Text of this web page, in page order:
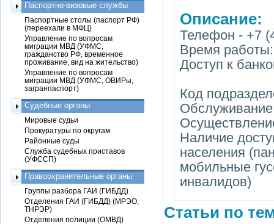
Описание:
Телефон - +7
Время работы:
Доступ к
Код
Наличие
населения
мобильные
инвалидов)
Статьи по
Паспортно-визовые службы
Паспортные столы (паспорт РФ)
(переехали в МФЦ)
Управление по вопросам
миграции МВД (УФМС,
гражданство РФ, временное
проживание, вид на жительство)
Управление по вопросам
миграции МВД (УФМС, ОВИРы,
загранпаспорт)
Судебные органы
Мировые судьи
Прокуратуры по округам
Районные суды
Служба судебных приставов
(УФССП)
Правоохранительные органы
Группы разбора ГАИ (ГИБДД)
Отделения ГАИ (ГИБДД) (МРЭО,
ТНРЭР)
Отделения полиции (ОМВД)